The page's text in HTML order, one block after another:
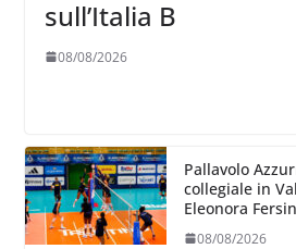
sull’Italia B
08/08/2026
Pallavolo
collegiale in
Eleonora
08/08/2026